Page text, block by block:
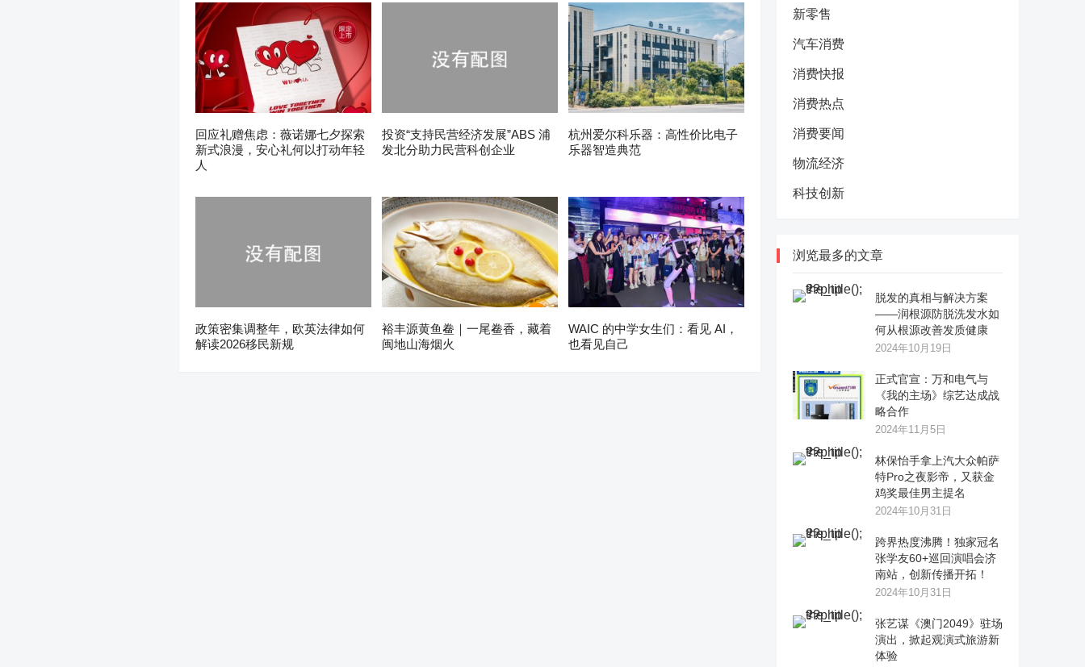
回应礼赠焦虑：薇诺娜七夕探索
新式浪漫，安心礼何以打动年轻
人
投资“支持民营经济发展”ABS 浦
发北分助力民营科创企业
杭州爱尔科乐器：高性价比电子
乐器智造典范
政策密集调整年，欧英法律如何
解读2026移民新规
裕丰源黄鱼鲞｜一尾鲞香，藏着
闽地山海烟火
WAIC 的中学女生们：看见 AI，
也看见自己
新零售
汽车消费
消费快报
消费热点
消费要闻
物流经济
科技创新
浏览最多的文章
脱发的真相与解决方案
——润根源防脱洗发水如
何从根源改善发质健康
2024年10月19日
正式官宣：万和电气与
《我的主场》综艺达成战
略合作
2024年11月5日
林保怡手拿上汽大众帕萨
特Pro之夜影帝，又获金
鸡奖最佳男主提名
2024年10月31日
跨界热度沸腾！独家冠名
张学友60+巡回演唱会济
南站，创新传播开拓！
2024年10月31日
张艺谋《澳门2049》驻场
演出，掀起观演式旅游新
体验